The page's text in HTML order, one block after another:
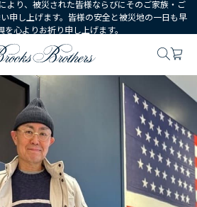
より、被災された皆様ならびにそのご家族・ご
申し上げます。皆様の安全と被災地の一日も早
を心よりお祈り申し上げます。
コーディネート詳細